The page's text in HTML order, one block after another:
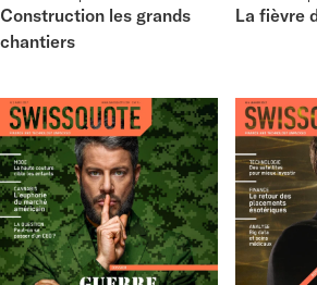
Construction les grands
chantiers
La fièvre